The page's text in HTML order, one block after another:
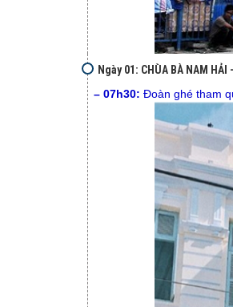
Ngày 01: CHÙA BÀ NAM
– 07h30: Đoàn ghé tham